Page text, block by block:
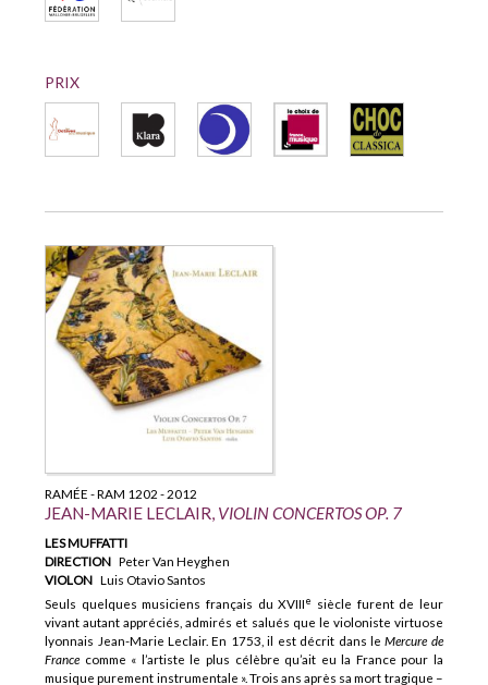
PRIX
RAMÉE - RAM 1202 - 2012
JEAN-MARIE LECLAIR, VIOLIN CONCERTOS OP. 7
LES MUFFATTI
DIRECTION Peter Van Heyghen
VIOLON Luis Otavio Santos
Seuls quelques musiciens français du XVIIIe
siècle furent de leur
vivant autant appréciés, admirés et salués que le violoniste virtuose
lyonnais Jean-Marie Leclair. En 1753, il est décrit dans leMercure de
France comme « l’artiste le plus célèbre qu’ait eu la France pour la
musique purement instrumentale ». Trois ans après sa mort tragique –